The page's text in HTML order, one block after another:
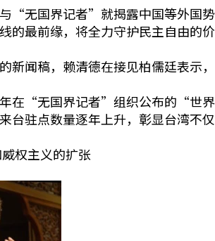
“无国界记者”就揭露中国等外国
的最前缘，将全力守护民主自由的价
新闻稿，赖清德在接见柏儒廷表
在“无国界记者”组织公布的“世
台驻点数量逐年上升，彰显台湾不
权主义的扩张